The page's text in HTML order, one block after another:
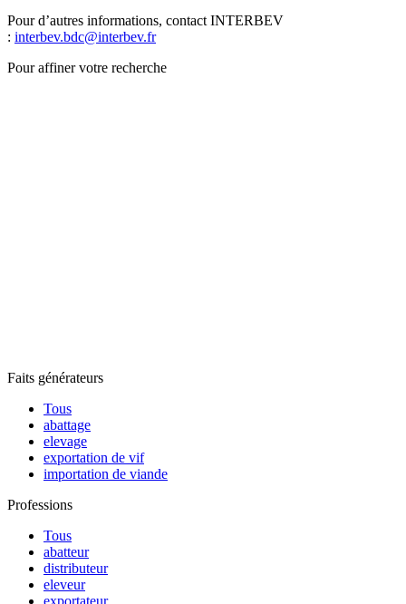
Pour d’autres informations, contact INTERBEV
: interbev.bdc@interbev.fr
Pour affiner votre recherche
Faits générateurs
Tous
abattage
elevage
exportation de vif
importation de viande
Professions
Tous
abatteur
distributeur
eleveur
exportateur